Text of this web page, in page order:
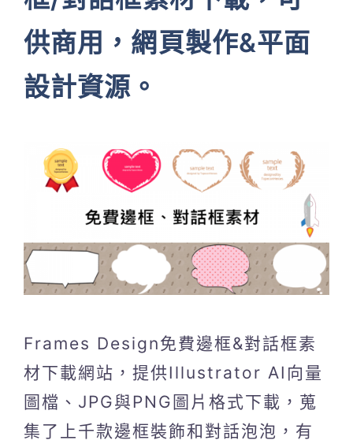
供商用，網頁製作&平面
設計資源。
Frames Design免費邊框&對話框素
材下載網站，提供Illustrator AI向量
圖檔、JPG與PNG圖片格式下載，蒐
集了上千款邊框裝飾和對話泡泡，有